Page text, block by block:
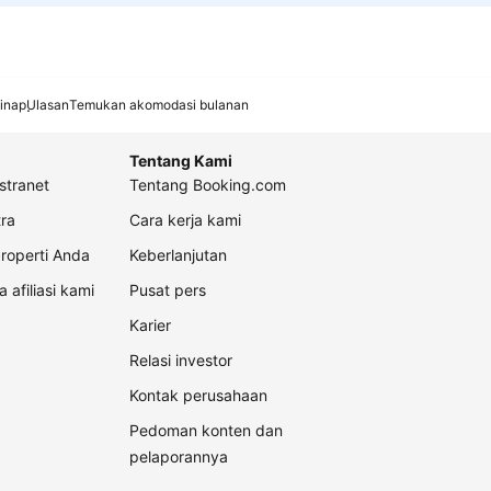
UlasanTemukan akomodasi bulanan
Anda
afiliasi kami
Tentang Kami
Tentang Booking.com
Cara kerja kami
Keberlanjutan
Pusat pers
Karier
Relasi investor
Kontak perusahaan
Pedoman konten dan
pelaporannya